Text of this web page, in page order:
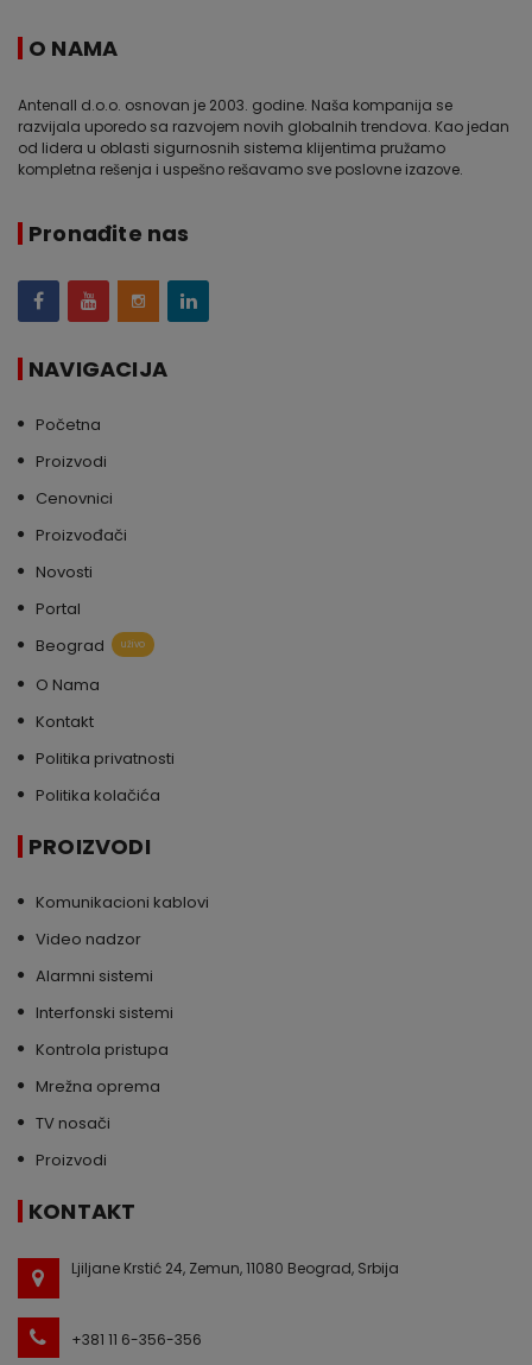
O NAMA
Antenall d.o.o. osnovan je 2003. godine. Naša kompanija se
razvijala uporedo sa razvojem novih globalnih trendova. Kao jedan
od lidera u oblasti sigurnosnih sistema klijentima pružamo
kompletna rešenja i uspešno rešavamo sve poslovne izazove.
Pronađite nas
NAVIGACIJA
Početna
Proizvodi
Cenovnici
Proizvođači
Novosti
Portal
Beograd
uživo
O Nama
Kontakt
Politika privatnosti
Politika kolačića
PROIZVODI
Komunikacioni kablovi
Video nadzor
Alarmni sistemi
Interfonski sistemi
Kontrola pristupa
Mrežna oprema
TV nosači
Proizvodi
KONTAKT
Ljiljane Krstić 24, Zemun, 11080 Beograd, Srbija
+381 11 6-356-356